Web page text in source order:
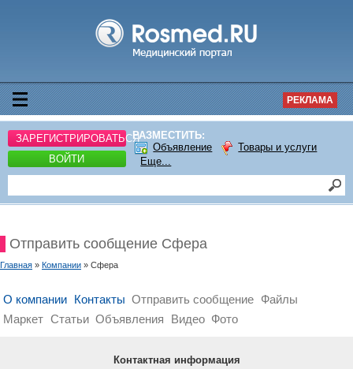
РЕКЛАМА
ЗАРЕГИСТРИРОВАТЬСЯ
ВОЙТИ
РАЗМЕСТИТЬ:
Объявление
Товары и услуги
Еще...
Отправить сообщение Сфера
Главная » Компании » Сфера
О компании Контакты Отправить сообщение Файлы
Маркет Статьи Объявления Видео Фото
Контактная информация